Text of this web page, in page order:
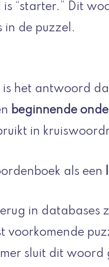
“starter.” Dit
in de puzzel.
is het antwoord
beginnende
in
als een
in databases
voorkomende
sluit dit woord